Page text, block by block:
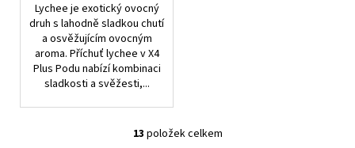
Lychee je exotický ovocný
druh s lahodně sladkou chutí
a osvěžujícím ovocným
aroma. Příchuť lychee v X4
Plus Podu nabízí kombinaci
sladkosti a svěžesti,...
O
13 položek celkem